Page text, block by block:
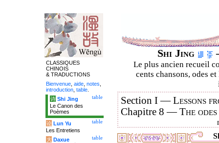
Shi Jing
Le plus ancien recueil
cents chansons, odes
Section I —Lessons
Chapitre 8 —The
CLASSIQUES
CHINOIS
& TRADUCTIONS
Bienvenue aide notes
introduction table
table
诗 Shi Jing
Le Canon des
Poèmes
table
论 Lun Yu
Les Entretiens
table
大 Daxue